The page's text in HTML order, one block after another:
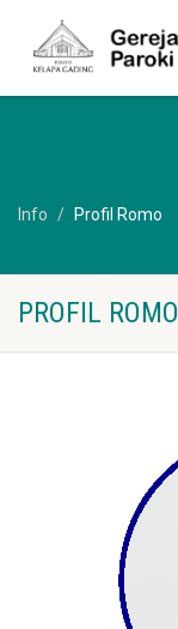
Info Profil Romo
PROFIL ROMO